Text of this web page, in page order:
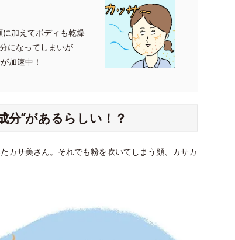
加えてボディも乾燥
になってしまいが
加速中！
分”があるらしい！？
カサ美さん。それでも粉を吹いてしまう顔、カサカ